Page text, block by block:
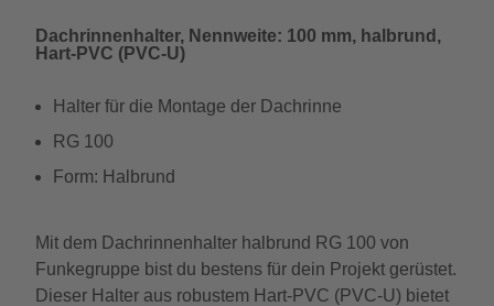
Dachrinnenhalter, Nennweite: 100 mm, halbrund,
Hart-PVC (PVC-U)
Halter für die Montage der Dachrinne
RG 100
Form: Halbrund
Mit dem Dachrinnenhalter halbrund RG 100 von
Funkegruppe bist du bestens für dein Projekt gerüstet.
Dieser Halter aus robustem Hart-PVC (PVC-U) bietet